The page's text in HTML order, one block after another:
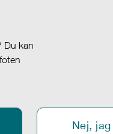
Du kan
Nej,